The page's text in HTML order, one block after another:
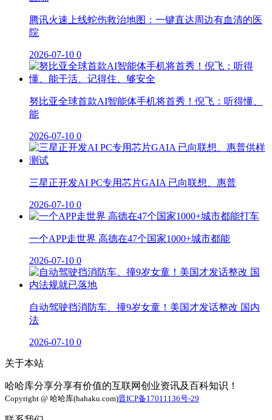
腾讯火速上线蛇伤救治地图：一键直达周边有血清的医
院
2026-07-10 0
努比亚全球首款AI智能体手机将首秀！倪飞：听得懂、
能
2026-07-10 0
三星正开发AI PC专用芯片GAIA 已向联想、惠普
2026-07-10 0
一个APP走世界 高德在47个国家1000+城市都能
2026-07-10 0
自动驾驶挡消防车、撞9岁女童！美国才发话整改 国内
法
2026-07-10 0
关于本站
哈哈库分享分享有价值的互联网创业资讯及百科知识！
Copyright @ 哈哈库(hahaku.com)晋ICP备17011136号-29